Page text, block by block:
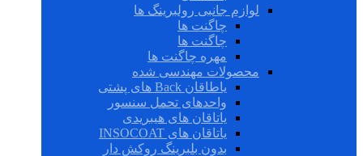
لوازم جانبی رولبرینگ ها
چاگنت ها
چاگنت ها
مهره چاگنت ها
محصولات مهندسی شده
یاطاقان Back های پشتی
واحدهای تحمل سنسور
یاتاقان های هیبریدی
یاتاقان های INSOCOAT
بدون بلبرینگ روکش دار